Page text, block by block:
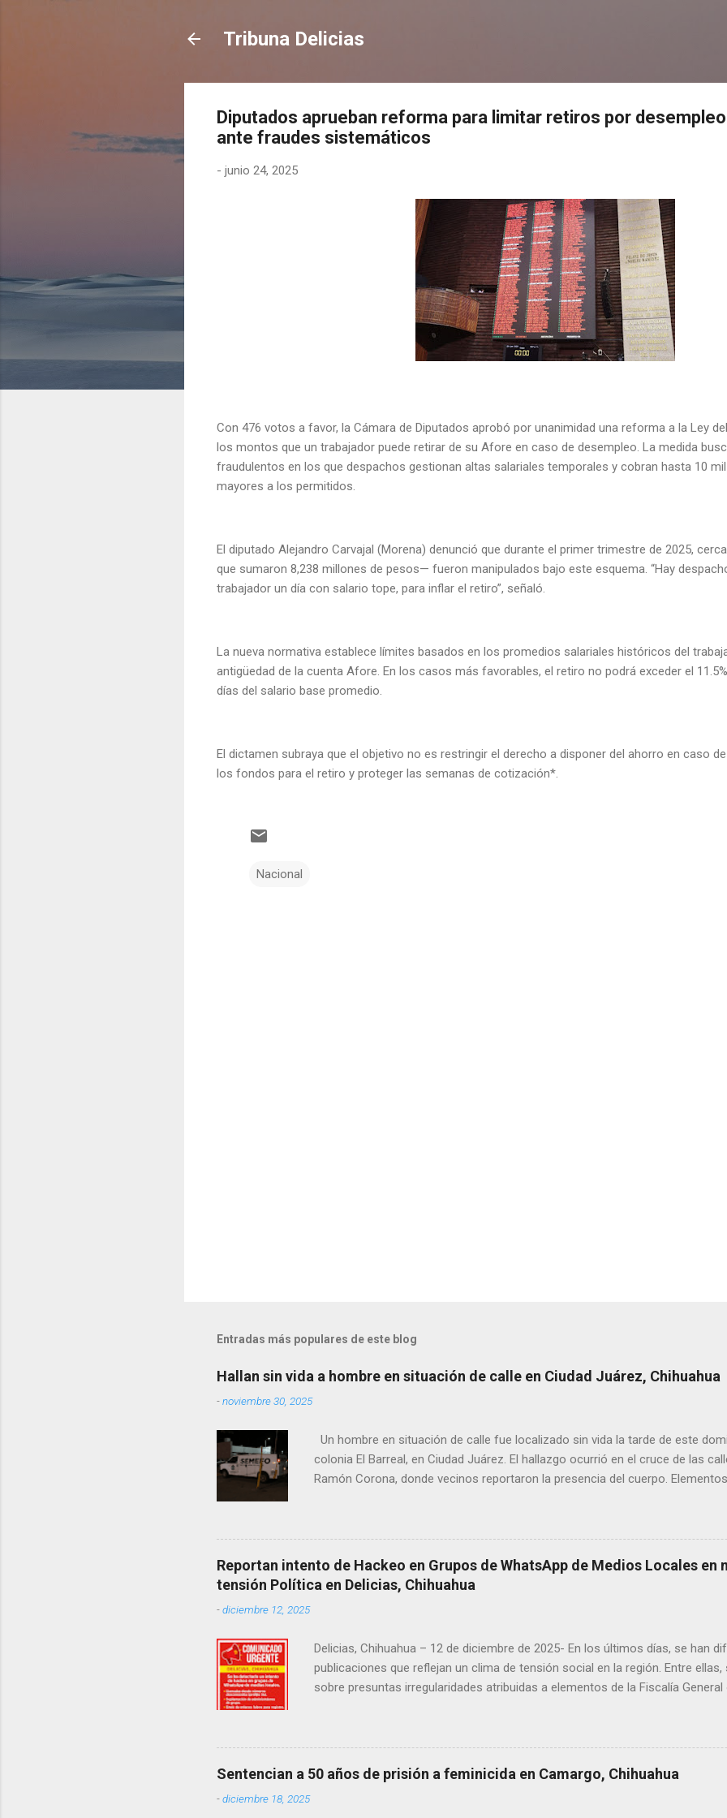
Tribuna Delicias
Diputados aprueban reforma para limitar retiros por
ante fraudes sistemáticos
- junio 24, 2025
Con 476 votos a favor, la Cámara de Diputados aprobó por unanimidad una reforma a la Ley
los montos que un trabajador puede retirar de su Afore en caso de desempleo. La medida
fraudulentos en los que despachos gestionan altas salariales temporales y cobran hasta 10
mayores a los permitidos.
El diputado Alejandro Carvajal (Morena) denunció que durante el primer trimestre de 2025,
que sumaron 8,238 millones de pesos— fueron manipulados bajo este esquema. “Hay
trabajador un día con salario tope, para inflar el retiro”, señaló.
La nueva normativa establece límites basados en los promedios salariales históricos del
antigüedad de la cuenta Afore. En los casos más favorables, el retiro no podrá exceder el
días del salario base promedio.
El dictamen subraya que el objetivo no es restringir el derecho a disponer del ahorro en caso
los fondos para el retiro y proteger las semanas de cotización*.
Nacional
Entradas más populares de este blog
Hallan sin vida a hombre en situación de calle en Ciudad Juárez, Chihuahua
-noviembre 30, 2025
Un hombre en situación de calle fue localizado sin vida la tarde de este
colonia El Barreal, en Ciudad Juárez. El hallazgo ocurrió en el cruce de las
Ramón Corona, donde vecinos reportaron la presencia del cuerpo.
zona señalaron que el hombre solía pernoctar en ese lugar, aunque
Reportan intento de Hackeo en Grupos de WhatsApp de Medios Locales en
tensión Política en Delicias, Chihuahua
-diciembre 12, 2025
Delicias, Chihuahua – 12 de diciembre de 2025- En los últimos días, se han
publicaciones que reflejan un clima de tensión social en la región. Entre
sobre presuntas irregularidades atribuidas a elementos de la Fiscalía General
la senadora Andrea Chávez, se registraron protestas en las que se
legisladora y del senador Adán Augusto López, acompañadas de mensajes
contexto de alta circulación informativa, se ha detectado un intento de
seguidores de dos medios locales de Delicias a través de grupos de
Sentencian a 50 años de prisión a feminicida en Camargo, Chihuahua
-diciembre 18, 2025